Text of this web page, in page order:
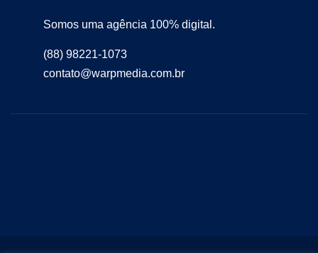
Somos uma agência 100% digital.
(88) 98221-1073
contato@warpmedia.com.br